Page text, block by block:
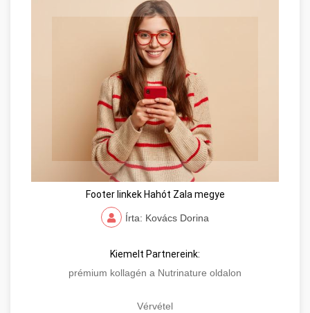
Footer linkek Hahót Zala megye
Írta: Kovács Dorina
Kiemelt Partnereink:
prémium kollagén a Nutrinature oldalon
Vérvétel